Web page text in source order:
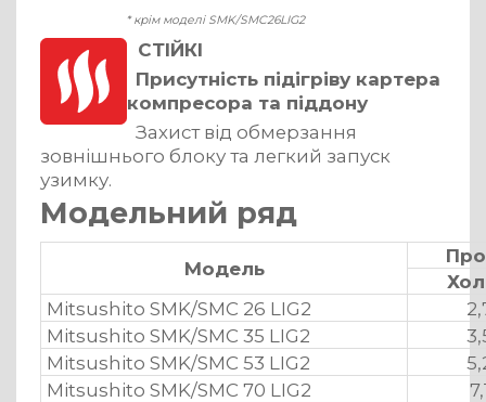
* крім моделі SMK/SMC26LIG2
СТІЙКІ
Присутність підігріву картера
компресора та піддону
Захист від обмерзання
зовнішнього блоку та легкий запуск
узимку.
Модельний ряд
Модель
Mitsushito SMK/SMC 26 LIG2
Mitsushito SMK/SMC 35 LIG2
Mitsushito SMK/SMC 53 LIG2
Mitsushito SMK/SMC 70 LIG2